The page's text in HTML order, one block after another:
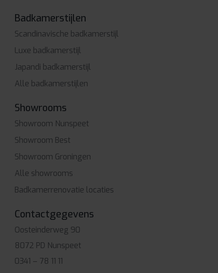
Badkamerstijlen
Scandinavische badkamerstijl
Luxe badkamerstijl
Japandi badkamerstijl
Alle badkamerstijlen
Showrooms
Showroom Nunspeet
Showroom Best
Showroom Groningen
Alle showrooms
Badkamerrenovatie locaties
Contactgegevens
Oosteinderweg 90
8072 PD Nunspeet
0341 – 78 11 11